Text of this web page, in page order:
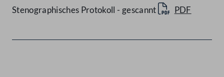
Stenographisches Protokoll - gescannt PDF